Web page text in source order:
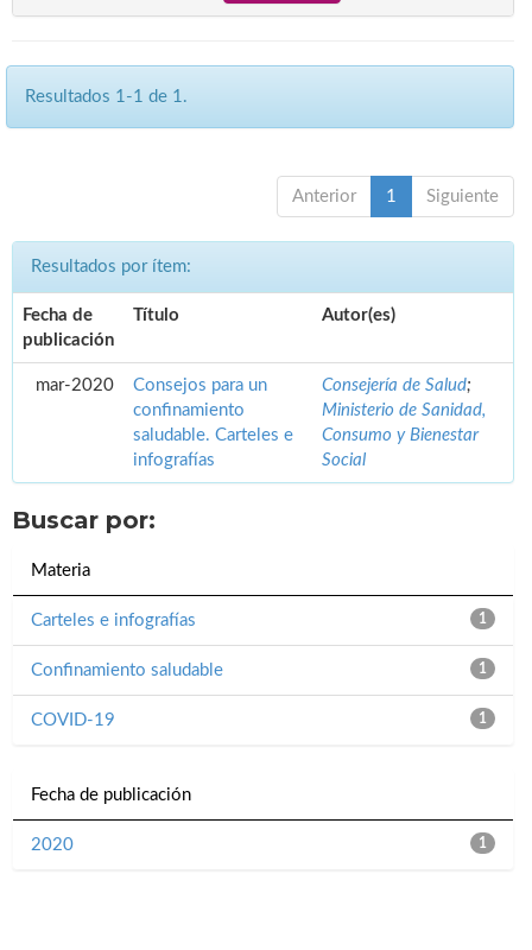
Resultados 1-1 de 1.
Anterior 1 Siguiente
Resultados por ítem:
Fecha de
publicación
Título Autor(es)
mar-2020
Consejos para un
confinamiento
saludable. Carteles e
infografías
Consejería de Salud;
Ministerio de Sanidad,
Consumo y Bienestar
Social
Buscar por:
Materia
1
Carteles e infografías
1
Confinamiento saludable
1
COVID-19
Fecha de publicación
1
2020